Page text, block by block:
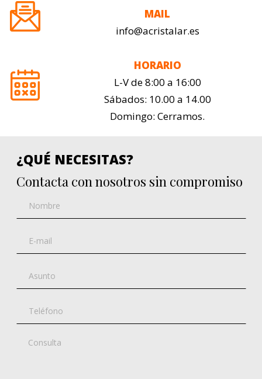
MAIL
info@acristalar.es
HORARIO
L-V de 8:00 a 16:00
Sábados: 10.00 a 14.00
Domingo: Cerramos.
¿QUÉ NECESITAS?
Contacta con nosotros sin compromiso